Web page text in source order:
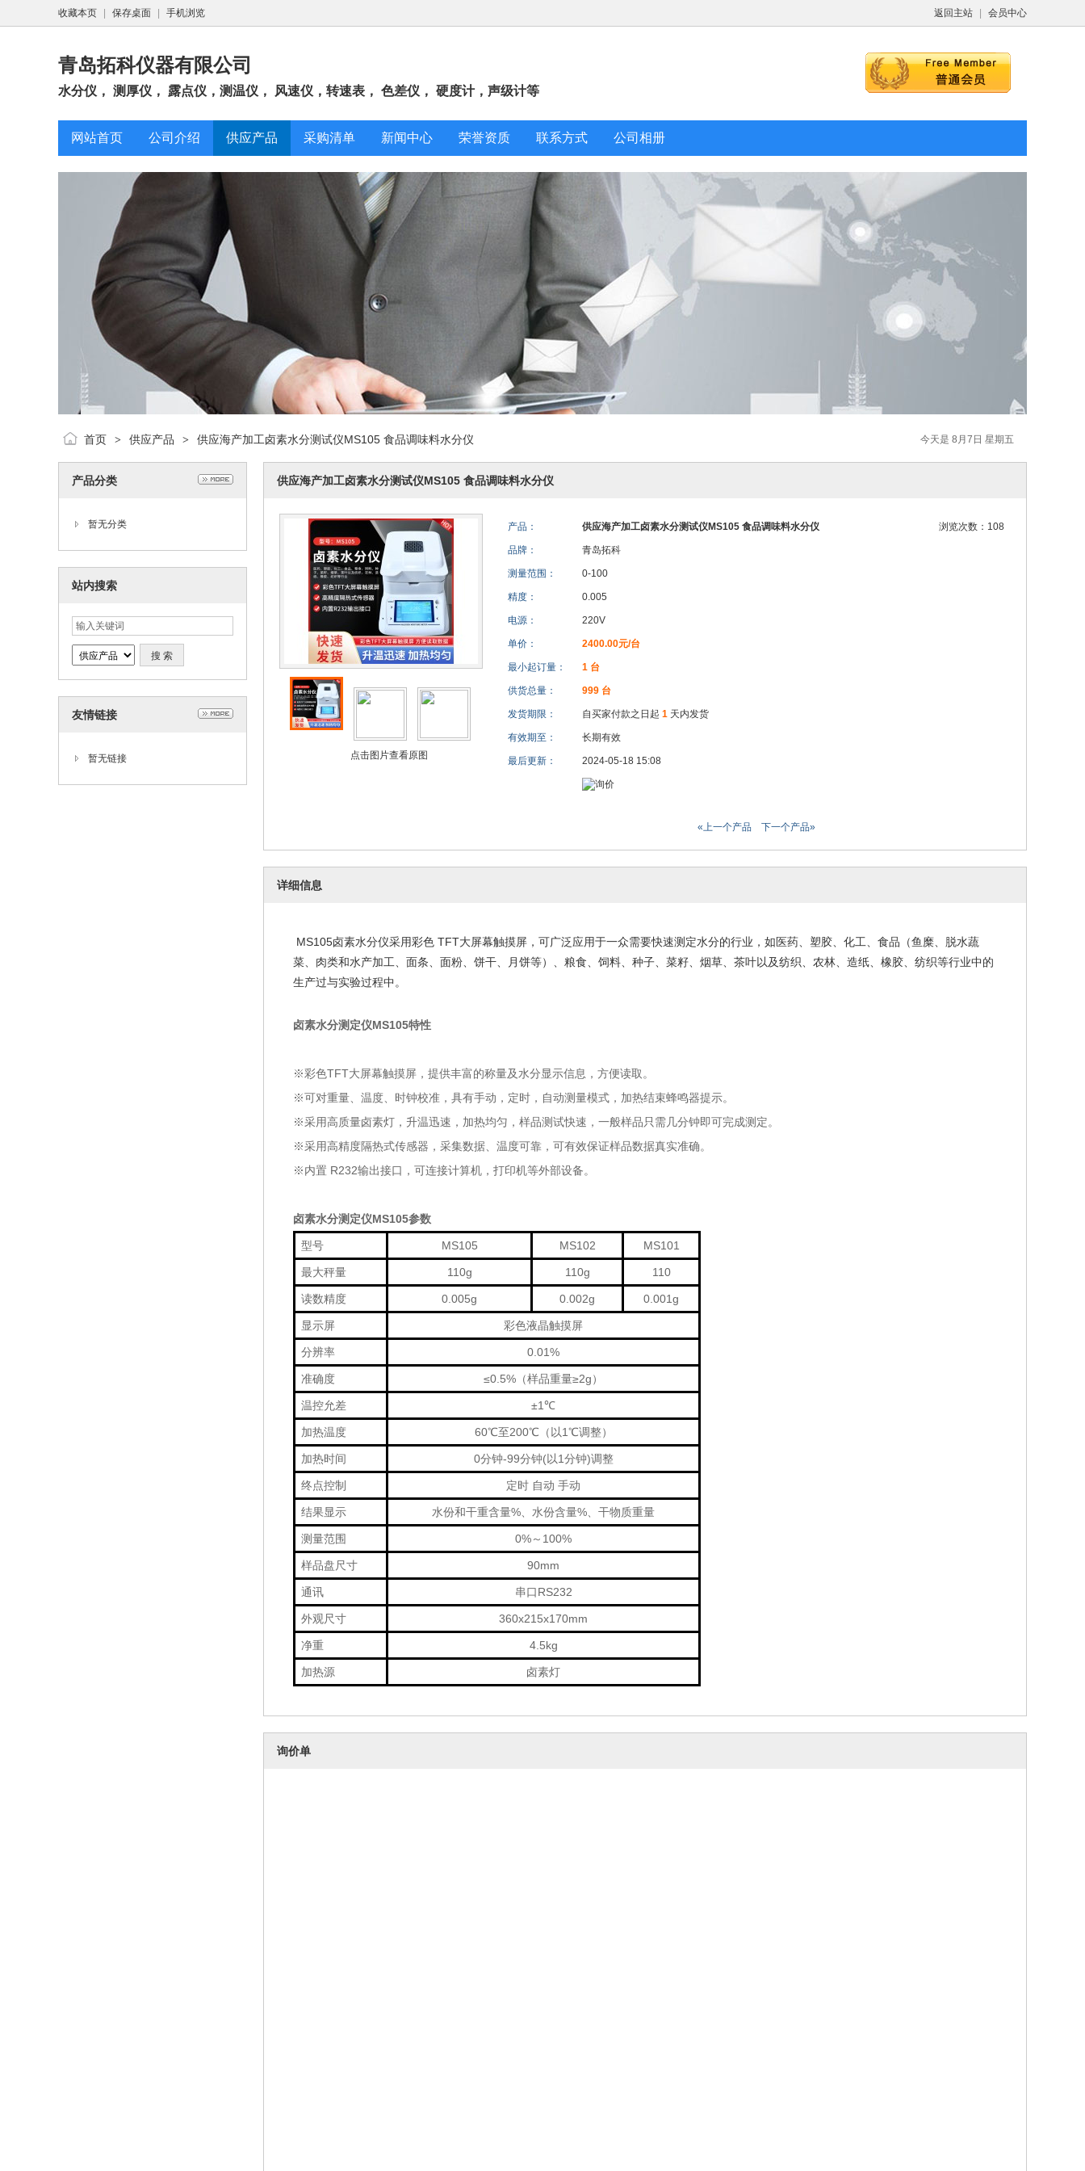
返回主站 会员中心
收藏本页 保存桌面 手机浏览
青岛拓科仪器有限公司
水分仪， 测厚仪， 露点仪，测温仪， 风速仪，转速表， 色差仪， 硬度计，声级计等
网站首页 公司介绍 供应产品 采购清单 新闻中心 荣誉资质 联系方式 公司相册
今天是 8月7日 星期五
首页 > 供应产品 > 供应海产加工卤素水分测试仪MS105 食品调味料水分仪
产品分类
暂无分类
站内搜索
友情链接
暂无链接
供应海产加工卤素水分测试仪MS105 食品调味料水分仪
点击图片查看原图
产品： 浏览次数：108
供应海产加工卤素水分测试仪MS105 食品调味料水分仪
品牌： 青岛拓科
测量范围： 0-100
精度： 0.005
电源： 220V
单价： 2400.00元/台
最小起订量： 1 台
供货总量： 999 台
发货期限： 自买家付款之日起 1 天内发货
有效期至： 长期有效
最后更新： 2024-05-18 15:08
«上一个产品 下一个产品»
详细信息
MS105卤素水分仪采用彩色 TFT大屏幕触摸屏， 可广泛应用于一众需要快速测定水分的行业，如医药、塑胶、化工、食品（鱼糜、脱水蔬
菜、肉类和水产加工、面条、面粉、饼干、月饼等）、粮食、饲料、种子、菜籽、烟草、茶叶以及纺织、农林、造纸、橡胶、纺织等行业中的
生产过与实验过程中。
卤素水分测定仪MS105特性
※彩色TFT大屏幕触摸屏，提供丰富的称量及水分显示信息，方便读取。
※可对重量、温度、时钟校准，具有手动，定时，自动测量模式，加热结束蜂鸣器提示。
※采用高质量卤素灯，升温迅速，加热均匀，样品测试快速，一般样品只需几分钟即可完成测定。
※采用高精度隔热式传感器，采集数据、温度可靠，可有效保证样品数据真实准确。
※内置 R232输出接口，可连接计算机，打印机等外部设备。
卤素水分测定仪MS105参数
型号 MS105 MS102 MS101
最大秤量 110g 110g 110
读数精度 0.005g 0.002g 0.001g
显示屏 彩色液晶触摸屏
分辨率 0.01%
准确度 ≤0.5%（样品重量≥2g）
温控允差 ±1℃
加热温度 60℃至200℃（以1℃调整）
加热时间 0分钟-99分钟(以1分钟)调整
终点控制 定时 自动 手动
结果显示 水份和干重含量%、水份含量%、干物质重量
测量范围 0%～100%
样品盘尺寸 90mm
通讯 串口RS232
外观尺寸 360x215x170mm
净重 4.5kg
加热源 卤素灯
询价单